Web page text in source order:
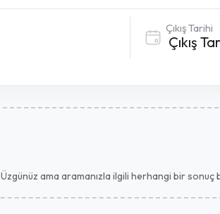
Çıkış Tarihi
Üzgünüz ama aramanızla ilgili herhangi bir sonuç